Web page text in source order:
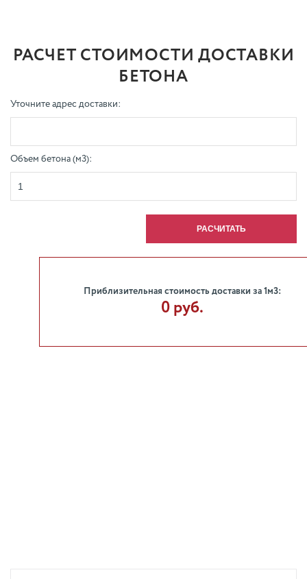
РАСЧЕТ СТОИМОСТИ ДОСТАВКИ
БЕТОНА
Уточните адрес доставки:
Объем бетона (м3):
Приблизительная стоимость доставки за 1м3:
0 руб.